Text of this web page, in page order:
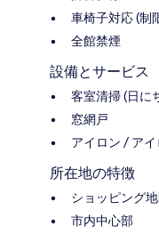
車椅子対応 (制
全館禁煙
設備とサービス
客室清掃 (日に
窓網戸
アイロン / ア
所在地の特徴
ショッピング
市内中心部